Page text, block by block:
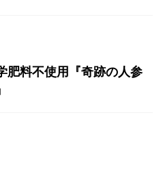
肥料不使用『奇跡の人参